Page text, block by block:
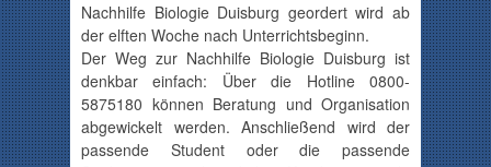
Nachhilfe Biologie Duisburg geordert wird ab
der elften Woche nach Unterrichtsbeginn.
Der Weg zur Nachhilfe Biologie Duisburg ist
denkbar einfach: Über die Hotline 0800-
5875180 können Beratung und Organisation
abgewickelt werden. Anschließend wird der
passende Student oder die passende